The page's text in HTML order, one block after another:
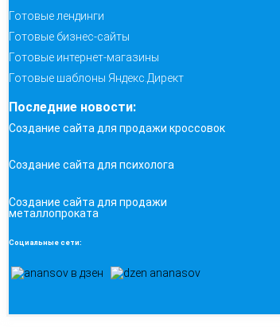
Готовые лендинги
Готовые бизнес-сайты
Готовые интернет-магазины
Готовые шаблоны Яндекс.Директ
Последние новости:
Создание сайта для продажи кроссовок
Создание сайта для психолога
Создание сайта для продажи
металлопроката
Социальные сети: